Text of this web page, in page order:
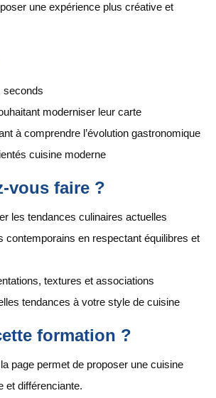
une expérience plus créative et
seconds
moderniser leur carte
à comprendre l’évolution gastronomique
cuisine moderne
vous faire ?
les tendances culinaires actuelles
contemporains en respectant équilibres et
textures et associations
tendances à votre style de cuisine
formation ?
page permet de proposer une cuisine
et différenciante.